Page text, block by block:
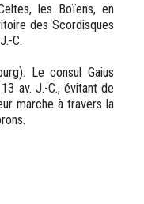
les Boïens, en
des Scordisques
C.
Le consul Gaius
av. J.-C., évitant de
marche à travers la